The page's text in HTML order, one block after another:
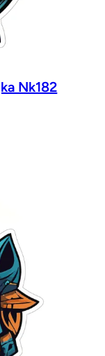
Nk182